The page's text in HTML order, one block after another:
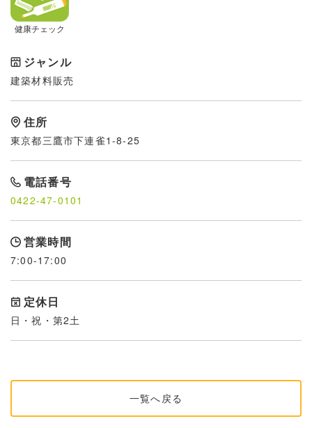
健康チェック
ジャンル
建築材料販売
住所
東京都三鷹市下連雀1-8-25
電話番号
0422-47-0101
営業時間
7:00-17:00
定休日
日・祝・第2土
一覧へ戻る